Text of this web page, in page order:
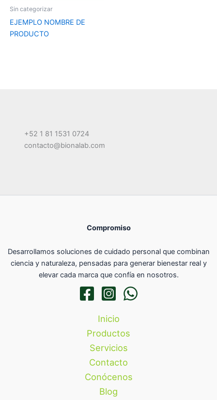
Sin categorizar
EJEMPLO NOMBRE DE
PRODUCTO
+52 1 81 1531 0724
contacto@bionalab.com
Compromiso
Desarrollamos soluciones de cuidado personal que combinan
ciencia y naturaleza, pensadas para generar bienestar real y
elevar cada marca que confía en nosotros.
Inicio
Productos
Servicios
Contacto
Conócenos
Blog